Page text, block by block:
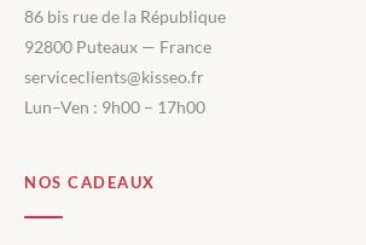
86 bis rue de la République
92800 Puteaux — France
serviceclients@kisseo.fr
Lun–Ven : 9h00 – 17h00
NOS CADEAUX